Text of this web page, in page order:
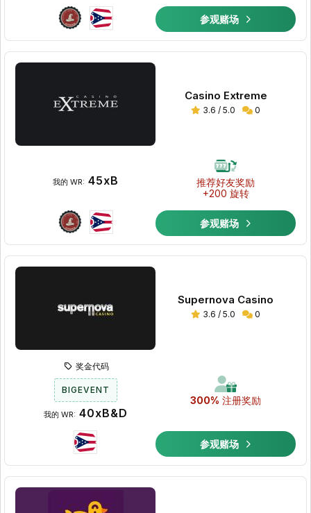
参观赌场
Casino Extreme
3.6 / 5.0 0
推荐好友奖励
+200 旋转
我的 WR: 45xB
参观赌场
Supernova Casino
3.6 / 5.0 0
300% 注册奖励
奖金代码
BIGEVENT
我的 WR: 40xB&D
参观赌场